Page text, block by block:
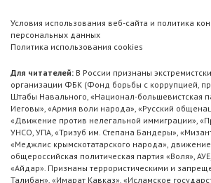
Условия использования веб-сайта и политика
персональных данных
Политика использования cookies
Для читателей: В России признаны
организации ФБК (Фонд борьбы с коррупцией,
Штабы Навального, «Национал-большевистская
Иеговы», «Армия воли народа», «Русский
«Движение против нелегальной иммиграции»,
УНСО, УПА, «Тризуб им. Степана Бандеры»,
«Меджлис крымскотатарского народа», движение
общероссийская политическая партия «Воля»,
«Айдар». Признаны террористическими и
Талибан», «Имарат Кавказ», «Исламское